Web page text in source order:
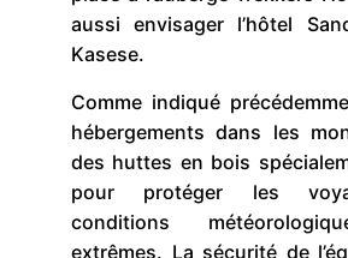
aussi envisager l’hôtel
Kasese.
Comme indiqué
hébergements dans les
des huttes en bois
pour protéger les
conditions
extrêmes. La sécurité de